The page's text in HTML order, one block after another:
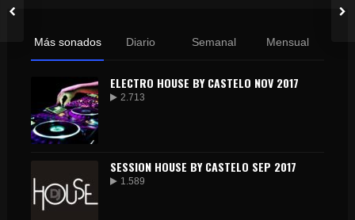
Más sonados Diario Semanal Mensual
ELECTRO HOUSE BY CASTELO NOV 2017
2.713
SESSION HOUSE BY CASTELO SEP 2017
1.589